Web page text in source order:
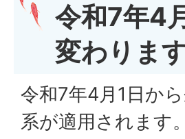
令和7年4
変わります
令和7年4月1日か
系が適用されます。